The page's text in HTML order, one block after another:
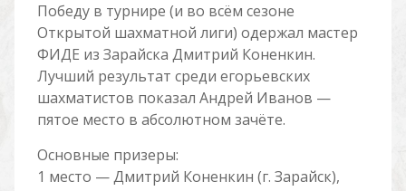
Победу в турнире (и во всём сезоне
Открытой шахматной лиги) одержал мастер
ФИДЕ из Зарайска Дмитрий Коненкин.
Лучший результат среди егорьевских
шахматистов показал Андрей Иванов —
пятое место в абсолютном зачёте.
Основные призеры:
1 место — Дмитрий Коненкин (г. Зарайск),